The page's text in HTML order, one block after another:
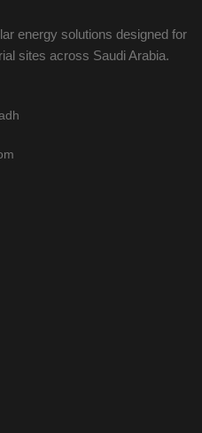
energy solutions designed for
sites across Saudi Arabia.